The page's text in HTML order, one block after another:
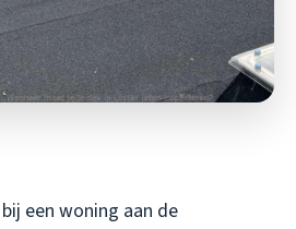
een woning aan de